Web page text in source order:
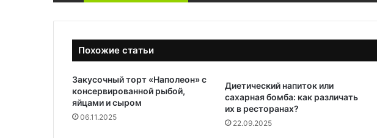
Похожие статьи
Закусочный торт «Наполеон» с
консервированной рыбой,
яйцами и сыром
06.11.2025
Диетический напиток или
сахарная бомба: как различать
их в ресторанах?
22.09.2025